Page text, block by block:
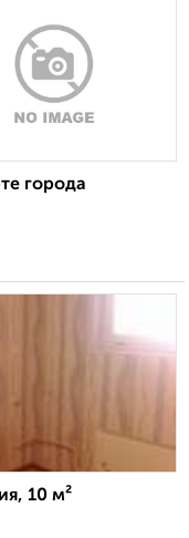
города
10 м²